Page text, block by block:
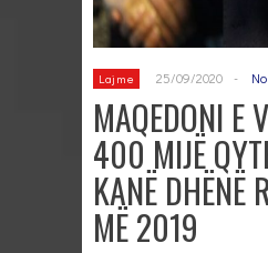
Lajme 25/09/2020 -
MAQEDONI E
400 MIJË
KANË DHËNË
MË 2019